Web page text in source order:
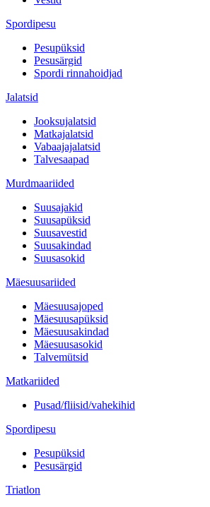
Spordipesu
Pesupüksid
Pesusärgid
Spordi rinnahoidjad
Jalatsid
Jooksujalatsid
Matkajalatsid
Vabaajajalatsid
Talvesaapad
Murdmaariided
Suusajakid
Suusapüksid
Suusavestid
Suusakindad
Suusasokid
Mäesuusariided
Mäesuusajoped
Mäesuusapüksid
Mäesuusakindad
Mäesuusasokid
Talvemütsid
Matkariided
Pusad/fliisid/vahekihid
Spordipesu
Pesupüksid
Pesusärgid
Triatlon